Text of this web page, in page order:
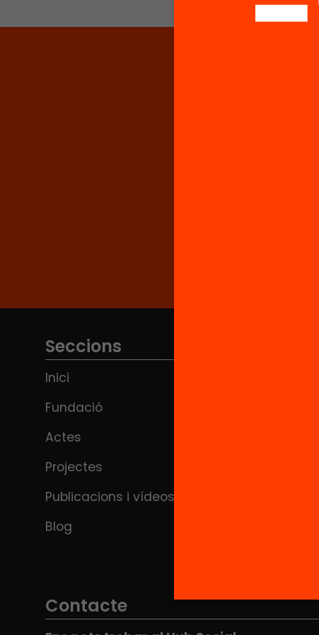
Seccions
Inici
Fundació
Actes
Projectes
Publicacions i vídeos
Blog
Contacte